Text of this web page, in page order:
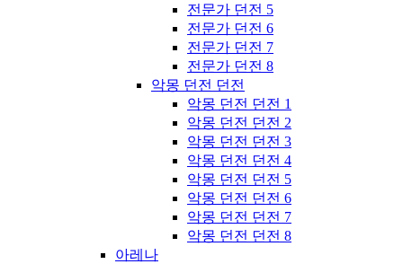
전문가 던전 5
전문가 던전 6
전문가 던전 7
전문가 던전 8
악몽 던전 던전
악몽 던전 던전 1
악몽 던전 던전 2
악몽 던전 던전 3
악몽 던전 던전 4
악몽 던전 던전 5
악몽 던전 던전 6
악몽 던전 던전 7
악몽 던전 던전 8
아레나